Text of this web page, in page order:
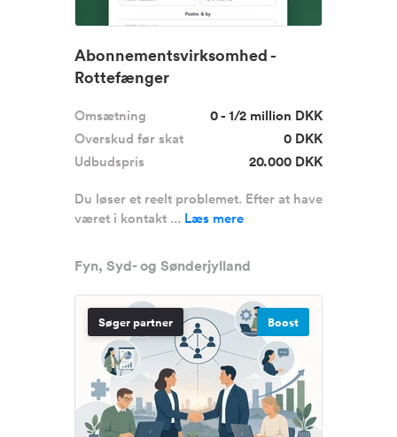
Abonnementsvirksomhed -
Rottefænger
Omsætning
0 - 1/2 million DKK
Overskud før skat
0 DKK
Udbudspris
20.000 DKK
Du løser et reelt problemet. Efter at have
været i kontakt ... Læs mere
Fyn, Syd- og Sønderjylland
Søger partner Boost